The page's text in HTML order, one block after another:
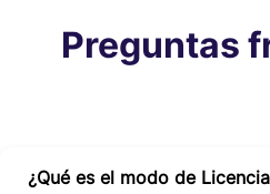
Preguntas
¿Qué es el modo de